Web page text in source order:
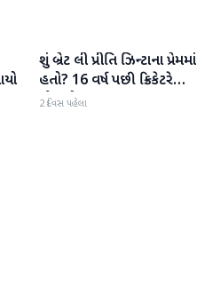
રાષ્ટ્રીય
શું બ્રેટ લી પ્રીતિ ઝિન્ટાના પ્રેમમાં
હતો? 16 વર્ષ પછી ક્રિકેટરે
મૌન તોડ્યું
2 દિવસ પહેલા